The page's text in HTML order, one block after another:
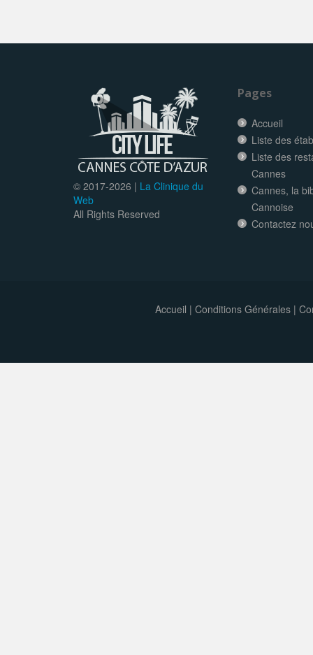
© 2017-2026 | La Clinique du
Web
All Rights Reserved
Pages
Accueil
Liste des
Liste des
Cannes
Cannes, la
Cannoise
Contactez
Accueil | Conditions Générales|